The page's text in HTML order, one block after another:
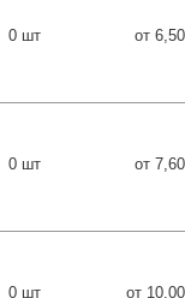
0 шт от
0 шт от
0 шт от